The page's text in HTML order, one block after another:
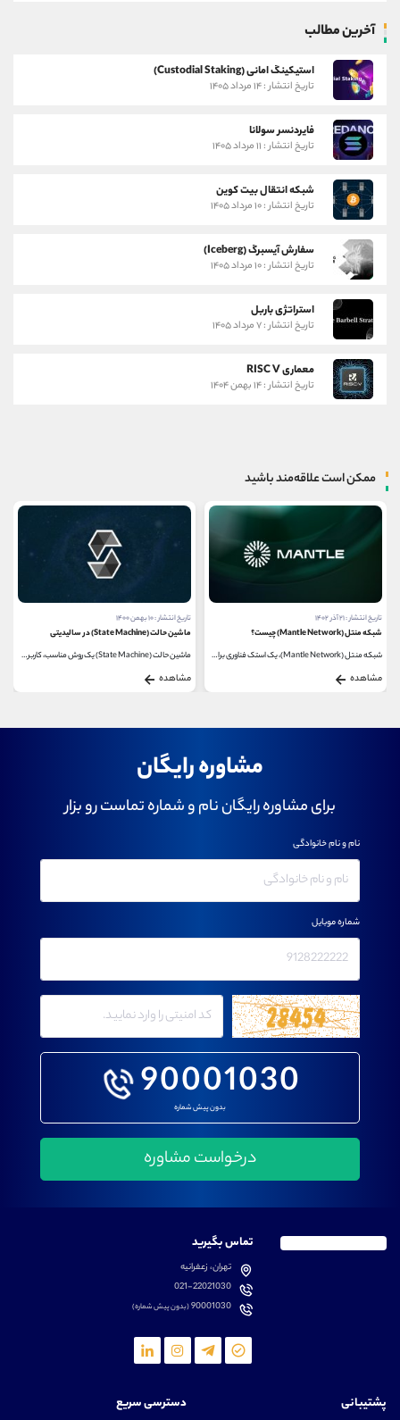
آخرین مطالب
استیکینگ امانی (Custodial Staking)
تاریخ انتشار : ۱۴ مرداد ۱۴۰۵
فایردنسر سولانا
تاریخ انتشار : ۱۱ مرداد ۱۴۰۵
شبکه انتقال بیت کوین
تاریخ انتشار : ۱۰ مرداد ۱۴۰۵
سفارش آیسبرگ (Iceberg)
تاریخ انتشار : ۱۰ مرداد ۱۴۰۵
استراتژی باربل
تاریخ انتشار : ۷ مرداد ۱۴۰۵
معماری RISC V
تاریخ انتشار : ۱۴ بهمن ۱۴۰۴
ممکن است علاقه‌مند باشید
تاریخ انتشار : ۲۱ آذر ۱۴۰۲
شبکه منتل (Mantle Network) چیست؟
شبکه منتل (Mantle Network)، یک استک فناوری برای مقیاس‌...
مشاهده
تاریخ انتشار : ۱۰ بهمن ۱۴۰۰
ماشین‌ حالت (State Machine) در سالیدیتی
ماشین حالت (State Machine) یک روش مناسب، کاربردی و آسان...
مشاهده
مشاوره رایگان
برای مشاوره رایگان نام و شماره تماست رو بزار
90001030
بدون پیش شماره
نام و نام خانوادگی
شماره موبایل
تماس بگیرید
تهران، زعفرانیه
021-22021030
90001030(بدون پیش شماره)
پشتیبانی دسترسی سریع